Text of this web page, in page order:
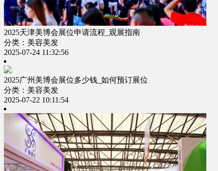
2025天津美博会展位申请流程_观展指南
分类：美容美发
2025-07-24 11:32:56
2025广州美博会展位多少钱_如何预订展位
分类：美容美发
2025-07-22 10:11:54